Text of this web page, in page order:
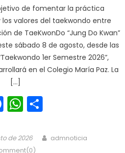
de fomentar la práctica
valores del taekwondo entre
de TaeKwonDo “Jung Do Kwan”
sábado 8 de agosto, desde las
1er Semestre 2026”,
en el Colegio María Paz. La
[…]
Facebook
WhatsApp
de 2026 Author
admnoticia